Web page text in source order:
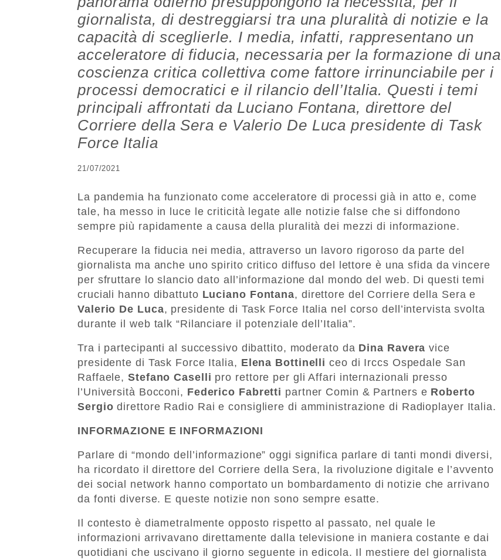
giornalista, di destreggiarsi tra una pluralità di notizie e la
capacità di sceglierle. I media, infatti, rappresentano un
acceleratore di fiducia, necessaria per la formazione di una
coscienza critica collettiva come fattore irrinunciabile per i
processi democratici e il rilancio dell’Italia. Questi i temi
principali affrontati da Luciano Fontana, direttore del
Corriere della Sera e Valerio De Luca presidente di Task
Force Italia
21/07/2021
La pandemia ha funzionato come acceleratore di processi già in atto e, come
tale, ha messo in luce le criticità legate alle notizie false che si diffondono
sempre più rapidamente a causa della pluralità dei mezzi di informazione.
Recuperare la fiducia nei media, attraverso un lavoro rigoroso da parte del
giornalista ma anche uno spirito critico diffuso del lettore è una sfida da vincere
per sfruttare lo slancio dato all’informazione dal mondo del web. Di questi temi
cruciali hanno dibattuto Luciano Fontana, direttore del Corriere della Sera e
Valerio De Luca, presidente di Task Force Italia nel corso dell’intervista svolta
durante il web talk “Rilanciare il potenziale dell’Italia”.
Tra i partecipanti al successivo dibattito, moderato da Dina Ravera vice
presidente di Task Force Italia, Elena Bottinelli ceo di Irccs Ospedale San
Raffaele,Stefano Caselli pro rettore per gli Affari internazionali presso
l’Università Bocconi, Federico Fabretti partner Comin & Partners e Roberto
Sergio direttore Radio Rai e consigliere di amministrazione di Radioplayer Italia.
INFORMAZIONE E INFORMAZIONI
Parlare di “mondo dell’informazione” oggi significa parlare di tanti mondi diversi,
ha ricordato il direttore del Corriere della Sera, la rivoluzione digitale e l’avvento
dei social network hanno comportato un bombardamento di notizie che arrivano
da fonti diverse. E queste notizie non sono sempre esatte.
Il contesto è diametralmente opposto rispetto al passato, nel quale le
informazioni arrivavano direttamente dalla televisione in maniera costante e dai
quotidiani che uscivano il giorno seguente in edicola. Il mestiere del giornalista